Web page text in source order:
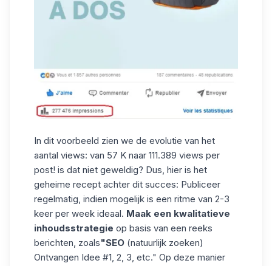
In dit voorbeeld zien we de evolutie van het
aantal views: van 57 K naar 111.389 views per
post! is dat niet geweldig? Dus, hier is het
geheime recept achter dit succes: Publiceer
regelmatig, indien mogelijk is een ritme van 2-3
keer per week ideaal. Maak een kwalitatieve
inhoudsstrategie op basis van een reeks
berichten, zoals"SEO (natuurlijk zoeken)
Ontvangen Idee #1, 2, 3, etc." Op deze manier